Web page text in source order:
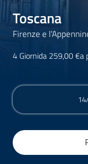
Toscana
Firenze e
4 Giornida 259,00 €a